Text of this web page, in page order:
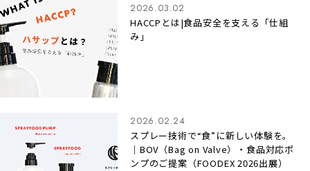
2026.03.02
HACCPとは|食品安全を支える「仕組
み」
2026.02.24
スプレー技術で“食”に新しい体験を。
｜BOV（Bag on Valve）・食品対応ポ
ンプのご提案（FOODEX 2026出展）